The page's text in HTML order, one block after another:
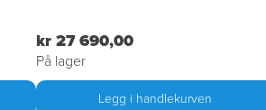
kr 27 690,00
På lager
Legg i handlekurven